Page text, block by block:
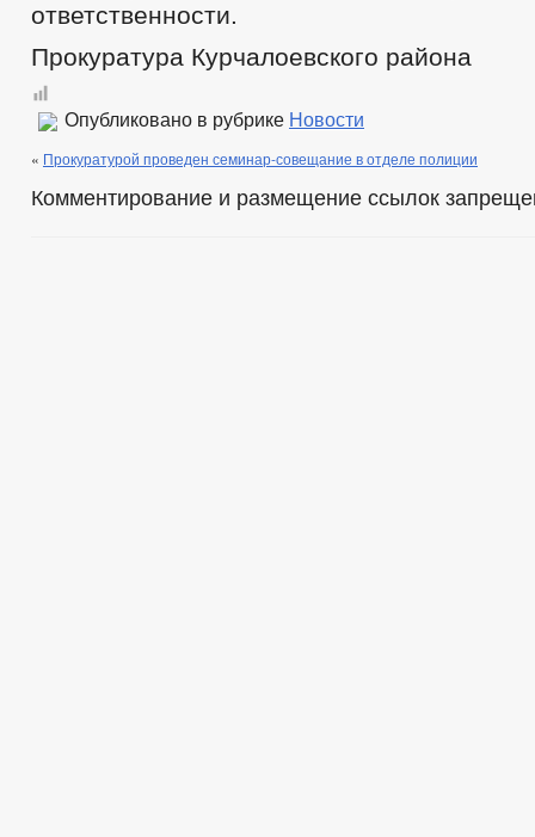
ответственности.
Прокуратура Курчалоевского района
Опубликовано в рубрике Новости
« Прокуратурой проведен семинар-совещание в отделе полиции
Комментирование и размещение ссылок